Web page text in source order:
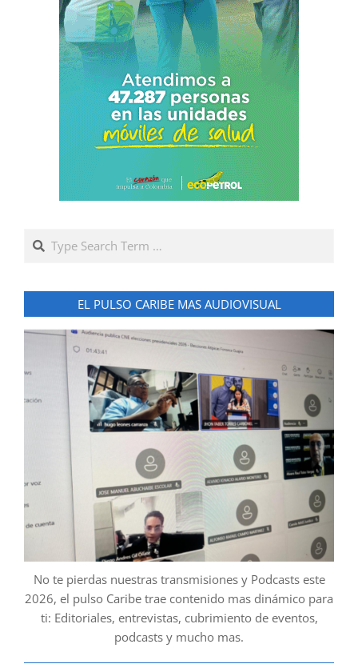
Search
EL PULSO CARIBE MAS AUDIOVISUAL
No te pierdas nuestras transmisiones y Podcasts este
2026, el pulso Caribe trae contenido mas dinámico para
ti: Editoriales, entrevistas, cubrimiento de eventos,
podcasts y mucho mas.